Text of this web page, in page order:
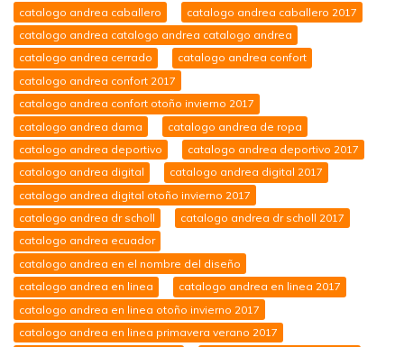
catalogo andrea caballero
catalogo andrea caballero 2017
catalogo andrea catalogo andrea catalogo andrea
catalogo andrea cerrado
catalogo andrea confort
catalogo andrea confort 2017
catalogo andrea confort otoño invierno 2017
catalogo andrea dama
catalogo andrea de ropa
catalogo andrea deportivo
catalogo andrea deportivo 2017
catalogo andrea digital
catalogo andrea digital 2017
catalogo andrea digital otoño invierno 2017
catalogo andrea dr scholl
catalogo andrea dr scholl 2017
catalogo andrea ecuador
catalogo andrea en el nombre del diseño
catalogo andrea en linea
catalogo andrea en linea 2017
catalogo andrea en linea otoño invierno 2017
catalogo andrea en linea primavera verano 2017